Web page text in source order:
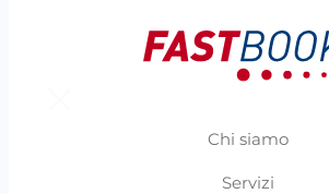
Chi siamo
Servizi